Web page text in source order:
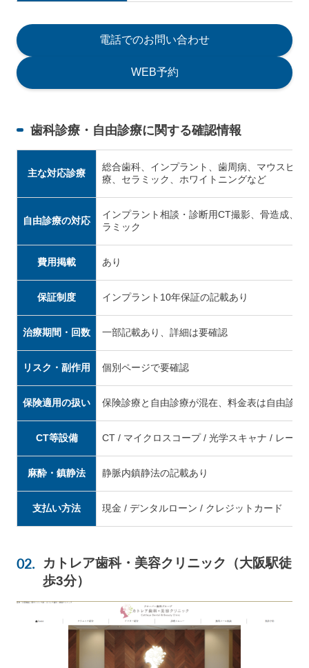
電話でのお問い合わせ
WEB予約
歯科診療・自由診療に関する確認情報
主な対応診療
総合歯科、インプラント、歯周病、マウスピ
療、セラミック、ホワイトニングなど
自由診療の対応
インプラント相談・診断用CT撮影、骨造成、
ラミック
費用掲載 あり
保証制度 インプラント10年保証の記載あり
治療期間・回数 一部記載あり、詳細は要確認
リスク・副作用 個別ページで要確認
保険適用の扱い 保険診療と自由診療が混在、料金表は自由診療
CT等設備 CT / マイクロスコープ / 光学スキャナ / レーザ
麻酔・鎮静法 静脈内鎮静法の記載あり
支払い方法 現金 / デンタルローン / クレジットカード
カトレア歯科・美容クリニック（大阪駅徒
歩3分）